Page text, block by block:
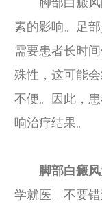
脚部白癜风
素的影响。足
需要患者长时
殊性，这可能
不便。因此，
响治疗结果。
脚部白癜
学就医。不要